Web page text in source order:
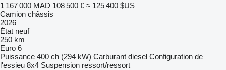
1 167 000 MAD 108 500 € ≈ 125 400 $US
Camion châssis
2026
État neuf
250 km
Euro 6
Puissance 400 ch (294 kW) Carburant diesel Configuration de
l'essieu 8x4 Suspension ressort/ressort